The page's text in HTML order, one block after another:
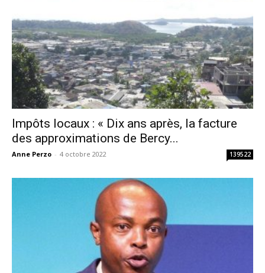
Impôts locaux : « Dix ans après, la facture
des approximations de Bercy...
Anne Perzo - 4 octobre 2022 139522